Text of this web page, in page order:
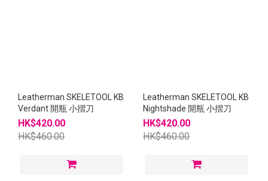
Leatherman SKELETOOL KB
Verdant 開瓶 小摺刀
HK$420.00
HK$460.00
Leatherman SKELETOOL KB
Nightshade 開瓶 小摺刀
HK$420.00
HK$460.00